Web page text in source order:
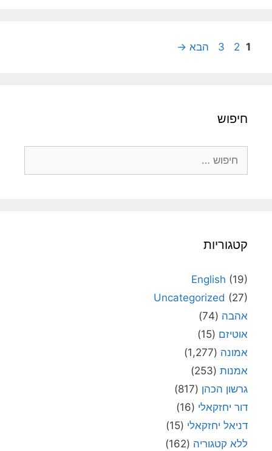
עמוד
1 עמוד
2 עמוד
3 הבא →
חיפוש
קטגוריות
English (19)
Uncategorized (27)
אהבה (74)
אוטיזם (15)
אמונה (1,277)
אמנות (253)
גרשון הכהן (817)
דור יחזקאלי (16)
דניאל יחזקאלי (15)
ללא קטגוריה (162)